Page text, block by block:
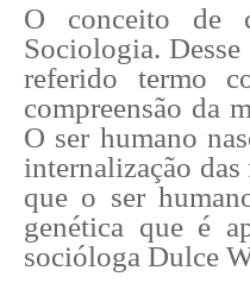
O conceito de
Sociologia.
referido termo
compreensão da
O ser humano
internalização das
que o ser
genética que é
socióloga Dulce